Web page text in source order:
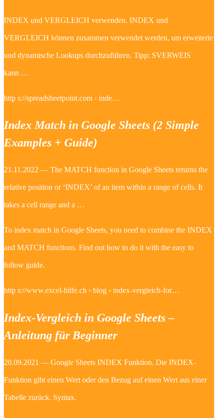
INDEX und VERGLEICH verwenden. INDEX und
VERGLEICH können zusammen verwendet werden, um erweiterte
und dynamische Lookups durchzuführen. Tipp: SVERWEIS
kann …
http s://spreadsheetpoint.com › inde…
Index Match in Google Sheets (2 Simple
Examples + Guide)
21.11.2022 — The MATCH function in Google Sheets returns the
relative position or ‘INDEX’ of an item within a range of cells. It
takes a cell range and a …
To index match in Google Sheets, you need to combine the INDEX
and MATCH functions. Find out how to do it with the easy to
follow guide.
http s://www.excel-hilfe.ch › blog › index-vergleich-for…
Index-Vergleich in Google Sheets –
Anleitung für Beginner
20.09.2021 — Google Sheets INDEX Funktion. Die INDEX-
Funktion gibt einen Wert oder den Bezug auf einen Wert aus einer
Tabelle zurück. Syntax.